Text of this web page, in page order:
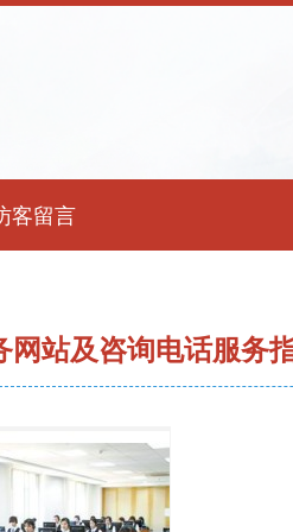
客留言
网站及咨询电话服务